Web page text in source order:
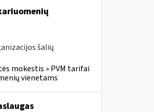
šalių
mokestis » PVM tarifai
vienetams